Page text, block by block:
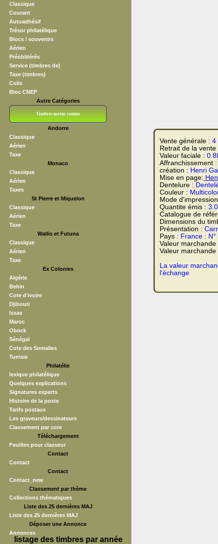
Classique
Courant
Autoadhésif
Trésor philatélique
Blocs / souvenirs
Aérien
Préoblitérés
Service (timbres de)
Taxe (timbres)
Colis
Bloc CNEP
Autre Catégories
Timbres moins connus
Andorre
Classique
Aérien
Taxe
Monaco
Classique
Aérien
Taxes
St Pierre et Miquelon
Classique
Aérien
Taxe
Wallis et Futuna
Classique
Aérien
Taxe
Ex Colonies
Algérie
Behin
Cote d'ivoire
Djibouti
Issas
Maroc
Obock
Sénégal
Cote des Somalies
Tunisie
Philatélie
lexique philatélique
Quelques explications
Signatures experts
Histoire de la poste
Tarifs postaux
Les graveurs/dessinateurs
Classement par cote
Téléchargement
Feuilles pour classeur
Contact
Contact
Contact
Contact_new
Classement par thème
Collections thématiques
Liste des 25 dernières MAJ
Liste des 25 dernières MAJ
Déposer une Annonce
Annonces
listage des timbres par année
Vente générale : 4
Retrait de la
Valeur faciale :
Affranchissement
création : Henri
Mise en page:
Dentelure :
Couleur :
Mode
Quantite émis :
Catalogue de
Dimensions du
Présentation :
Pays : France :
Valeur
Valeur
La valeur
l'échange